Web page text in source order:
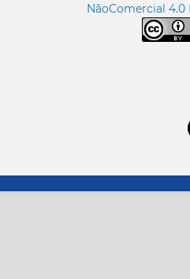
NãoComercial